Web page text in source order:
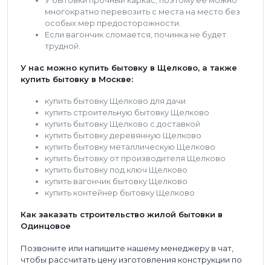
многократно перевозить с места на место без
особых мер предосторожности.
Если вагончик сломается, починка не будет
трудной.
У нас можно купить бытовку в Щелково, а также
купить бытовку в Москве:
купить бытовку Щелково для дачи
купить строительную бытовку Щелково
купить бытовку Щелково с доставкой
купить бытовку деревянную Щелково
купить бытовку металлическую Щелково
купить бытовку от производителя Щелково
купить бытовку под ключ Щелково
купить вагончик бытовку Щелково
купить контейнер бытовку Щелково
Как заказать строительство жилой бытовки в
Одинцовое
Позвоните или напишите нашему менеджеру в чат,
чтобы рассчитать цену изготовления конструкции по